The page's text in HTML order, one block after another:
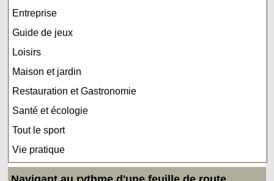
Entreprise
Guide de jeux
Loisirs
Maison et jardin
Restauration et Gastronomie
Santé et écologie
Tout le sport
Vie pratique